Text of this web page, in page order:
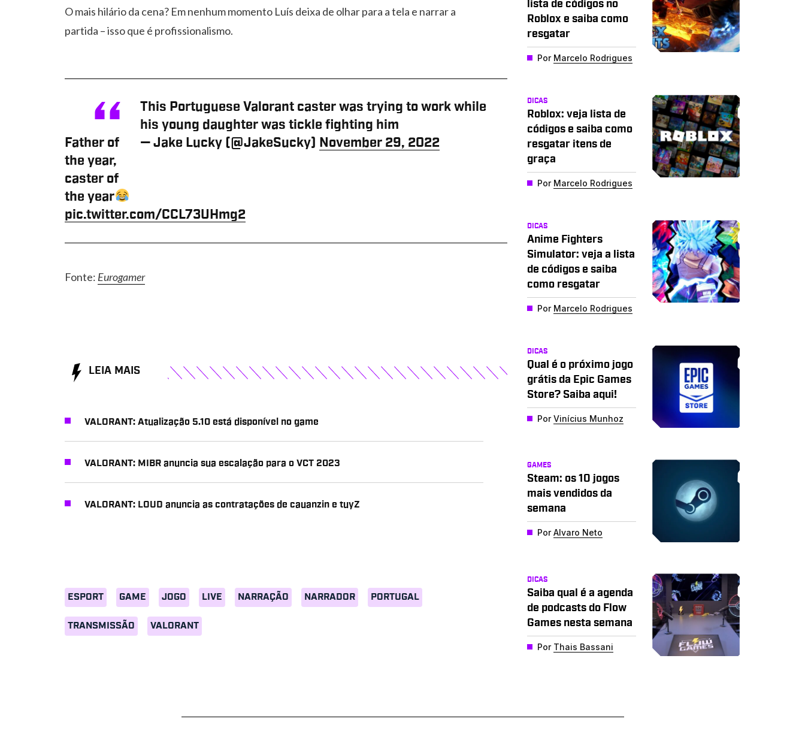
O mais hilário da cena? Em nenhum momento Luís deixa de olhar para a tela e narrar a
partida – isso que é profissionalismo.
This Portuguese Valorant caster was trying to work while
his young daughter was tickle fighting him
Father of
the year,
caster of
the year
pic.twitter.com/CCL73UHmg2
— Jake Lucky (@JakeSucky) November 29, 2022
Fonte: Eurogamer
ESPORT GAME JOGO LIVE NARRAÇÃO NARRADOR PORTUGAL
TRANSMISSÃO VALORANT
LEIA MAIS
VALORANT: Atualização 5.10 está disponível no game
VALORANT: MIBR anuncia sua escalação para o VCT 2023
VALORANT: LOUD anuncia as contratações de cauanzin e tuyZ
lista de códigos no
Roblox e saiba como
resgatar
Por Marcelo Rodrigues
DICAS
Roblox: veja lista de
códigos e saiba como
resgatar itens de
graça
Por Marcelo Rodrigues
DICAS
Anime Fighters
Simulator: veja a lista
de códigos e saiba
como resgatar
Por Marcelo Rodrigues
DICAS
Qual é o próximo jogo
grátis da Epic Games
Store? Saiba aqui!
PorVinícius Munhoz
GAMES
Steam: os 10 jogos
mais vendidos da
semana
PorAlvaro Neto
DICAS
Saiba qual é a agenda
de podcasts do Flow
Games nesta semana
Por Thais Bassani